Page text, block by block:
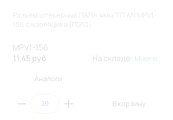
MPV1-156
11.45 руб.
На складе: Много
Аналоги
В корзину